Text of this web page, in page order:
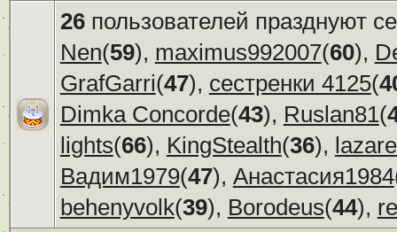
26пользователей празднуют
Nen(59), maximus992007(60),
GrafGarri(47), сестренки 4125(
Dimka Concorde(43), Ruslan81(
lights(66), KingStealth(36),
Вадим1979(47), Анастасия1984
behenyvolk(39), Borodeus(44),